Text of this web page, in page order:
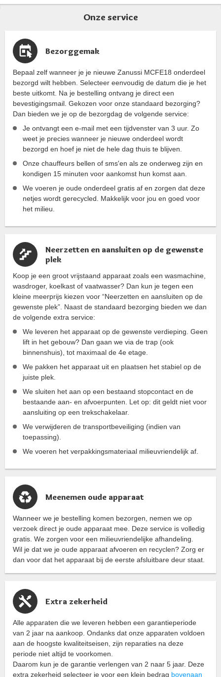
Onze service
Bezorggemak
Bepaal zelf wanneer je je nieuwe Zanussi MCFE18 onderdeel
bezorgd wilt hebben. Selecteer eenvoudig de datum die je het
beste uitkomt. Na je bestelling ontvang je direct een
bevestigingsmail. Gekozen voor onze standaard bezorging?
Dan bieden we je op de bezorgdag de volgende service:
Je ontvangt een e-mail met een tijdvenster van 3 uur. Zo
weet je precies wanneer je nieuwe onderdeel wordt
bezorgd en hoef je niet de hele dag thuis te blijven.
Onze chauffeurs bellen of sms'en als ze onderweg zijn en
kondigen 15 minuten voor aankomst hun komst aan.
We voeren je oude onderdeel gratis af en zorgen dat deze
netjes wordt gerecycled. Makkelijk voor jou en goed voor
het milieu.
Neerzetten en aansluiten op de gewenste
plek
Koop je een groot vrijstaand apparaat zoals een wasmachine,
wasdroger, koelkast of vaatwasser? Dan kun je tegen een
kleine meerprijs kiezen voor “Neerzetten en aansluiten op de
gewenste plek”. Naast de standaard bezorging bieden we dan
de volgende extra service:
We leveren het apparaat op de gewenste verdieping. Geen
lift in het gebouw? Dan gaan we via de trap (ook
binnenshuis), tot maximaal de 4e etage.
We pakken het apparaat uit en plaatsen het stabiel op de
juiste plek.
We sluiten het aan op een bestaand stopcontact en de
bestaande aan- en afvoerpunten. Let op: dit geldt niet voor
aansluiting op een trekschakelaar.
We verwijderen de transportbeveiliging (indien van
toepassing).
We voeren het verpakkingsmateriaal milieuvriendelijk af.
Meenemen oude apparaat
Wanneer we je bestelling komen bezorgen, nemen we op
verzoek direct je oude apparaat mee. Deze service is volledig
gratis. We zorgen voor een milieuvriendelijke afhandeling.
Wil je dat we je oude apparaat afvoeren en recyclen? Zorg er
dan voor dat het apparaat bij de eerste afsluitbare deur staat.
Extra zekerheid
Alle apparaten die we leveren hebben een garantieperiode
van 2 jaar na aankoop. Ondanks dat onze apparaten voldoen
aan de hoogste kwaliteitseisen, zijn reparaties na deze
periode niet altijd te voorkomen.
Daarom kun je de garantie verlengen van 2 naar 5 jaar. Deze
extra zekerheid selecteer je voor een klein bedrag bovenaan